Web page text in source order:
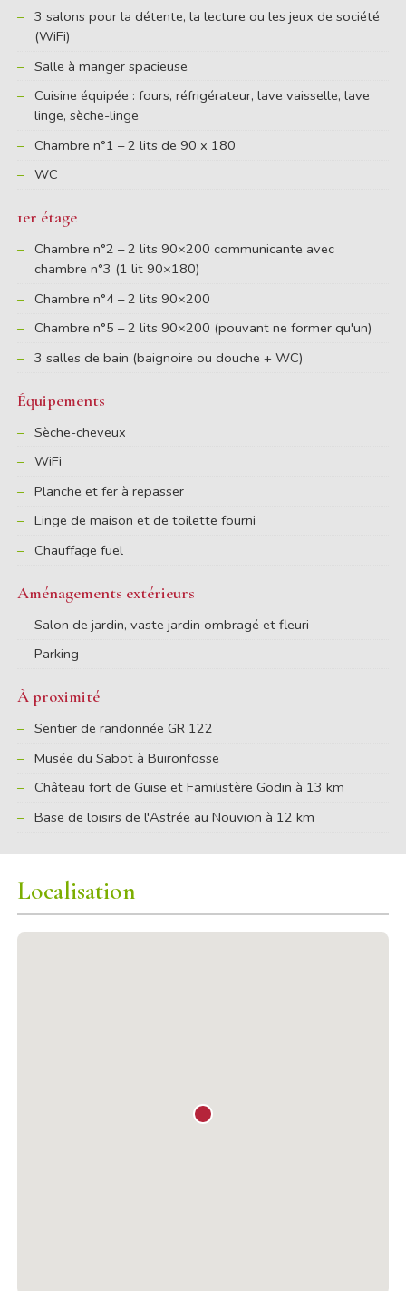
3 salons pour la détente, la lecture ou les jeux de société
(WiFi)
Salle à manger spacieuse
Cuisine équipée : fours, réfrigérateur, lave vaisselle, lave
linge, sèche-linge
Chambre n°1 – 2 lits de 90 x 180
WC
1er étage
Chambre n°2 – 2 lits 90×200 communicante avec
chambre n°3 (1 lit 90×180)
Chambre n°4 – 2 lits 90×200
Chambre n°5 – 2 lits 90×200 (pouvant ne former qu'un)
3 salles de bain (baignoire ou douche + WC)
Équipements
Sèche-cheveux
WiFi
Planche et fer à repasser
Linge de maison et de toilette fourni
Chauffage fuel
Aménagements extérieurs
Salon de jardin, vaste jardin ombragé et fleuri
Parking
À proximité
Sentier de randonnée GR 122
Musée du Sabot à Buironfosse
Château fort de Guise et Familistère Godin à 13 km
Base de loisirs de l'Astrée au Nouvion à 12 km
Localisation